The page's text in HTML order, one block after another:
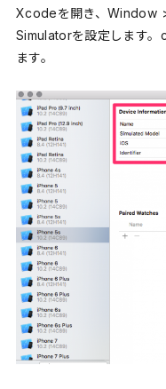
Xcodeを開き、Window
Simulatorを設定します
ます。